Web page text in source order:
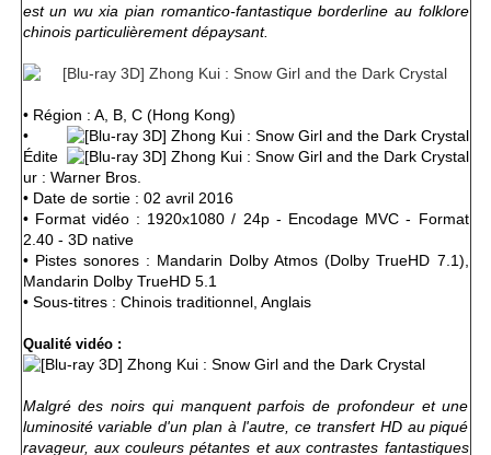
est un wu xia pian romantico-fantastique borderline au folklore
chinois particulièrement dépaysant.
• Région : A, B, C (Hong Kong)
•
Édite
ur : Warner Bros.
• Date de sortie : 02 avril 2016
• Format vidéo : 1920x1080 / 24p - Encodage MVC - Format
2.40 - 3D native
• Pistes sonores : Mandarin Dolby Atmos (Dolby TrueHD 7.1),
Mandarin Dolby TrueHD 5.1
• Sous-titres : Chinois traditionnel, Anglais
Qualité vidéo :
Malgré des noirs qui manquent parfois de profondeur et une
luminosité variable d'un plan à l'autre, ce transfert HD au piqué
ravageur, aux couleurs pétantes et aux contrastes fantastiques